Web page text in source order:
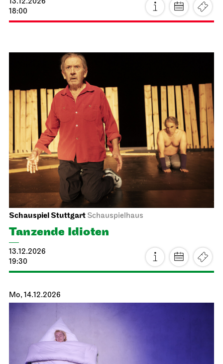
Staatsoper Stuttgart
Opernhaus
Zum letzten Mal in dieser Spielzeit
Die schlaue Füchsin
21.11.2026
19:00 - 20:45